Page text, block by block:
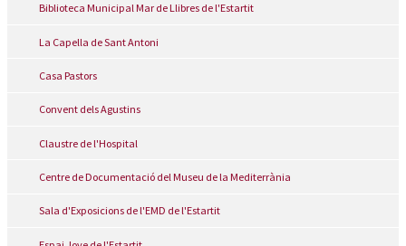
Biblioteca Municipal Mar de Llibres de l'Estartit
La Capella de Sant Antoni
Casa Pastors
Convent dels Agustins
Claustre de l'Hospital
Centre de Documentació del Museu de la Mediterrània
Sala d'Exposicions de l'EMD de l'Estartit